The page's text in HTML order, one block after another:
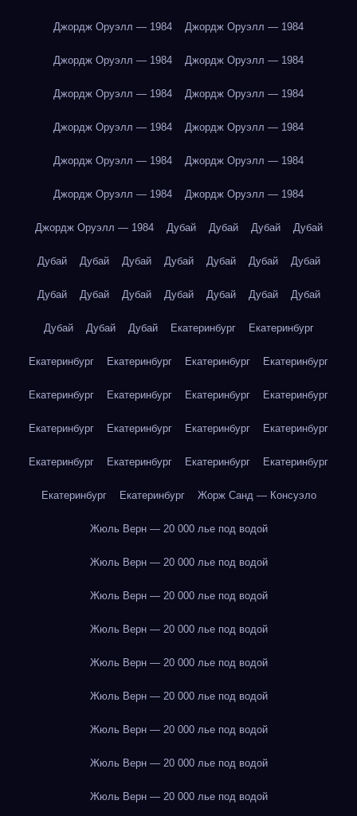
Джордж Оруэлл — 1984 Джордж Оруэлл — 1984
Джордж Оруэлл — 1984 Джордж Оруэлл — 1984
Джордж Оруэлл — 1984 Джордж Оруэлл — 1984
Джордж Оруэлл — 1984 Джордж Оруэлл — 1984
Джордж Оруэлл — 1984 Джордж Оруэлл — 1984
Джордж Оруэлл — 1984 Джордж Оруэлл — 1984
Джордж Оруэлл — 1984 Дубай Дубай Дубай Дубай
Дубай Дубай Дубай Дубай Дубай Дубай Дубай
Дубай Дубай Дубай Дубай Дубай Дубай Дубай
Дубай Дубай Дубай Екатеринбург Екатеринбург
Екатеринбург Екатеринбург Екатеринбург Екатеринбург
Екатеринбург Екатеринбург Екатеринбург Екатеринбург
Екатеринбург Екатеринбург Екатеринбург Екатеринбург
Екатеринбург Екатеринбург Екатеринбург Екатеринбург
Екатеринбург Екатеринбург Жорж Санд — Консуэло
Жюль Верн — 20 000 лье под водой
Жюль Верн — 20 000 лье под водой
Жюль Верн — 20 000 лье под водой
Жюль Верн — 20 000 лье под водой
Жюль Верн — 20 000 лье под водой
Жюль Верн — 20 000 лье под водой
Жюль Верн — 20 000 лье под водой
Жюль Верн — 20 000 лье под водой
Жюль Верн — 20 000 лье под водой